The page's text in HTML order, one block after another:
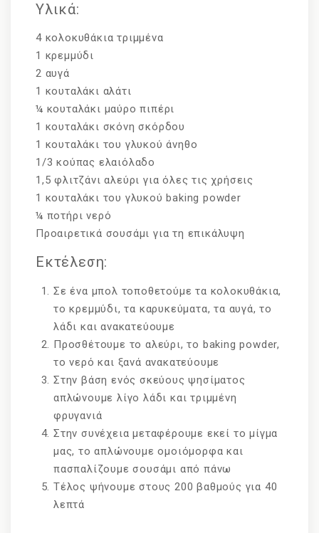
Υλικά:
4 κολοκυθάκια τριμμένα
1 κρεμμύδι
2 αυγά
1 κουταλάκι αλάτι
¼ κουταλάκι μαύρο πιπέρι
1 κουταλάκι σκόνη σκόρδου
1 κουταλάκι του γλυκού άνηθο
1/3 κούπας ελαιόλαδο
1,5 φλιτζάνι αλεύρι για όλες τις χρήσεις
1 κουταλάκι του γλυκού baking powder
¼ ποτήρι νερό
Προαιρετικά σουσάμι για τη επικάλυψη
Εκτέλεση:
Σε ένα μπολ τοποθετούμε τα κολοκυθάκια,
το κρεμμύδι, τα καρυκεύματα, τα αυγά, το
λάδι και ανακατεύουμε
Προσθέτουμε το αλεύρι, το baking powder,
το νερό και ξανά ανακατεύουμε
Στην βάση ενός σκεύους ψησίματος
απλώνουμε λίγο λάδι και τριμμένη
φρυγανιά
Στην συνέχεια μεταφέρουμε εκεί το μίγμα
μας, το απλώνουμε ομοιόμορφα και
πασπαλίζουμε σουσάμι από πάνω
Τέλος ψήνουμε στους 200 βαθμούς για 40
λεπτά